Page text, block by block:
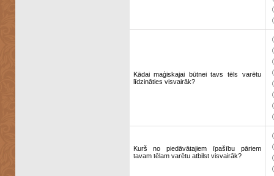
Kādai maģiskajai būtnei tavs tēls varētu
līdzināties visvairāk?
Kurš no piedāvātajiem īpašību pāriem
tavam tēlam varētu atbilst visvairāk?